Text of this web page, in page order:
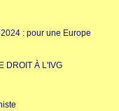
: pour une Europe
DROIT À L'IVG